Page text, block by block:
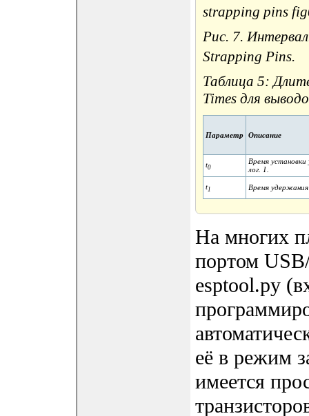
Рис. 7.
Strapping Pins.
Таблица 5:
Times для
Параметр Описание
t0
Время установки
лог. 1.
t1 Время удержания
На многих
портом
esptool.py
её в режим
имеется